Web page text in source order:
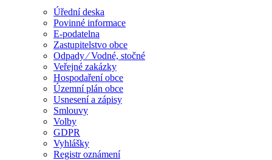
Úřední deska
Povinné informace
E-podatelna
Zastupitelstvo obce
Odpady ⁄ Vodné, stočné
Veřejné zakázky
Hospodaření obce
Územní plán obce
Usnesení a zápisy
Smlouvy
Volby
GDPR
Vyhlášky
Registr oznámení